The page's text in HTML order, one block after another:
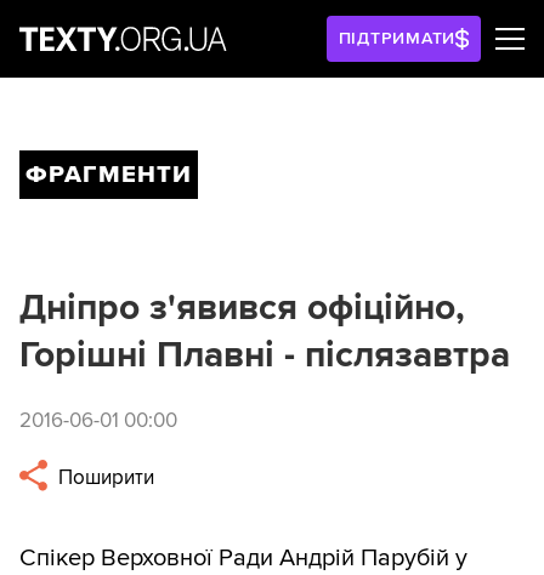
ПІДТРИМАТИ
ФРАГМЕНТИ
Дніпро з'явився офіційно,
Горішні Плавні - післязавтра
2016-06-01 00:00
Поширити
Спікер Верховної Ради Андрій Парубій у